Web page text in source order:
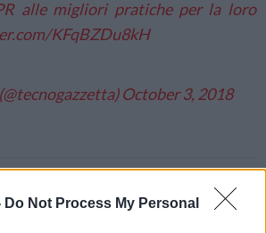
Do Not Process My Personal
alle migliori pratiche per la loro
KFqBZDu8kH
October 3, 2018